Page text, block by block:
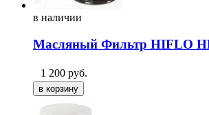
в наличии
Масляный Фильтр HIFLO
1 200 руб.